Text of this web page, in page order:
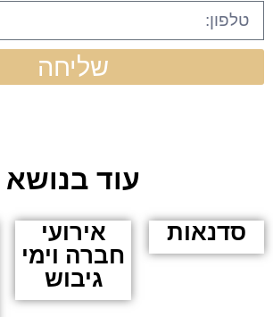
שליחה
עוד בנושא
סדנאות
אירועי
חברה וימי
גיבוש